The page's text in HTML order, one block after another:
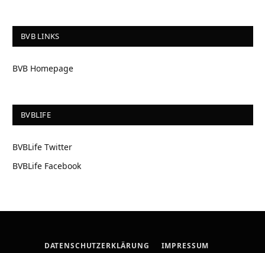
BVB LINKS
BVB Homepage
BVBLIFE
BVBLife Twitter
BVBLife Facebook
DATENSCHUTZERKLÄRUNG IMPRESSUM